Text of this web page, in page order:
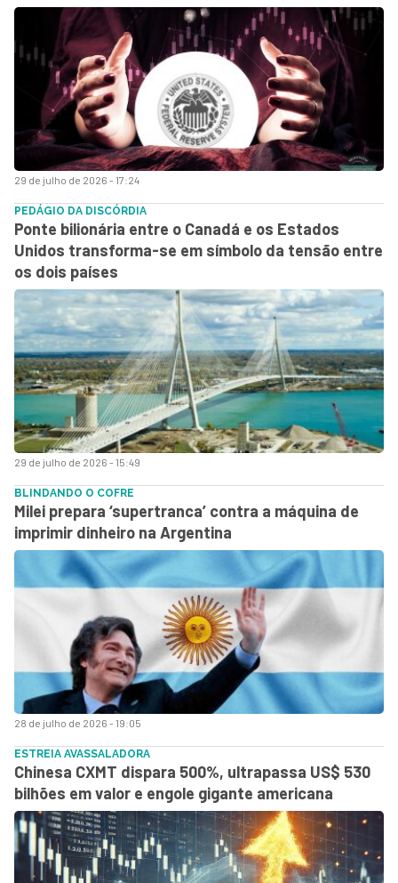
29 de julho de 2026 - 17:24
29 de julho de 2026 - 15:49
PEDÁGIO DA DISCÓRDIA
Ponte bilionária entre o Canadá e os Estados
Unidos transforma-se em símbolo da tensão entre
os dois países
28 de julho de 2026 - 19:05
BLINDANDO O COFRE
Milei prepara ‘supertranca’ contra a máquina de
imprimir dinheiro na Argentina
ESTREIA AVASSALADORA
Chinesa CXMT dispara 500%, ultrapassa US$ 530
bilhões em valor e engole gigante americana